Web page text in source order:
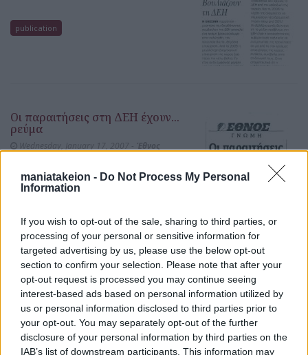
maniatakeion - Do Not Process My Personal
Information
If you wish to opt-out of the sale, sharing to third parties, or
processing of your personal or sensitive information for
targeted advertising by us, please use the below opt-out
section to confirm your selection. Please note that after your
opt-out request is processed you may continue seeing
interest-based ads based on personal information utilized by
us or personal information disclosed to third parties prior to
your opt-out. You may separately opt-out of the further
disclosure of your personal information by third parties on the
IAB’s list of downstream participants. This information may
publication
Οι παραιτήσεις στη ΔΕΗ έχουν...
ρεύμα
ΔΕΗ/Διάφορα
publication
ΔΕΗ...
Wednesday, January 17, 2007 -Εξπρές
ΔΕΗ/Διάφορα
publication